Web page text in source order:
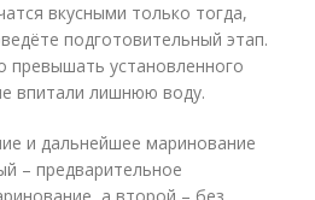
вкусными только тогда,
подготовительный этап.
установленного
впитали лишнюю воду.
и дальнейшее маринование
– предварительное